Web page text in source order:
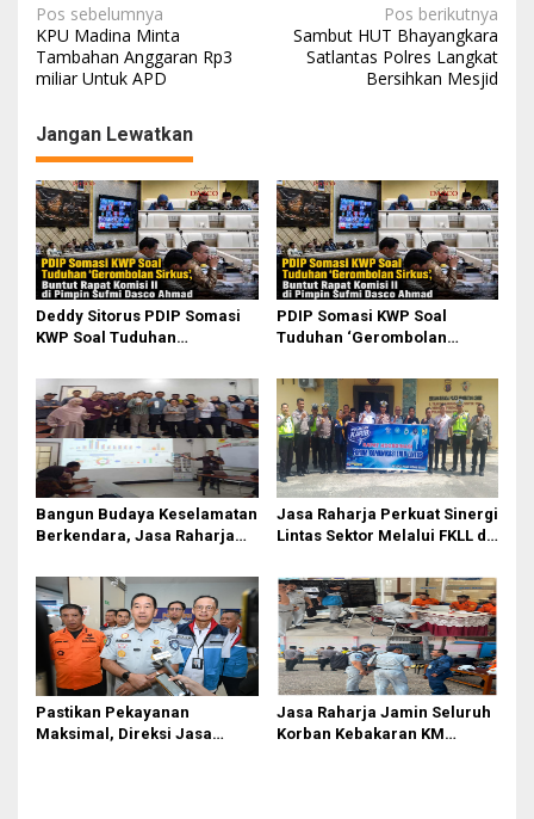
N
a
v
i
g
a
s
i
p
o
s
Pos sebelumnya
KPU Madina Minta
Tambahan Anggaran Rp3
miliar Untuk APD
Pos berikutnya
Sambut HUT Bhayangkara
Satlantas Polres Langkat
Bersihkan Mesjid
Jangan Lewatkan
Deddy Sitorus PDIP Somasi
KWP Soal Tuduhan
Rapat Komisi II Dipimpin
Sufmi Dasco Ahmad
PDIP Somasi KWP Soal
Tuduhan ‘Gerombolan
II Dipimpin Sufmi Dasco
Ahmad
Bangun Budaya Keselamatan
Berkendara, Jasa Raharja
Pasifik Medan Industri
Jasa Raharja Perkuat Sinergi
Lintas Sektor Melalui FKLL di
Pastikan Pekayanan
Maksimal, Direksi Jasa
Jasa Raharja Jamin Seluruh
Korban Kebakaran KM